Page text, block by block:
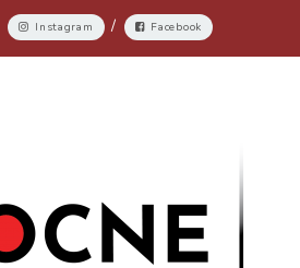
Instagram / Facebook